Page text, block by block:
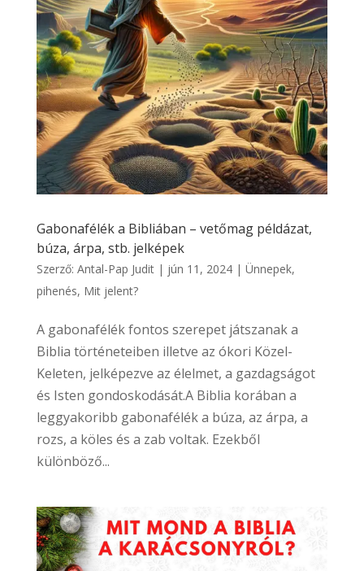
Gabonafélék a Bibliában – vetőmag példázat,
búza, árpa, stb. jelképek
Szerző: Antal-Pap Judit| jún 11, 2024| Ünnepek,
pihenés, Mit jelent?
A gabonafélék fontos szerepet játszanak a
Biblia történeteiben illetve az ókori Közel-
Keleten, jelképezve az élelmet, a gazdagságot
és Isten gondoskodását.A Biblia korában a
leggyakoribb gabonafélék a búza, az árpa, a
rozs, a köles és a zab voltak. Ezekből
különböző...